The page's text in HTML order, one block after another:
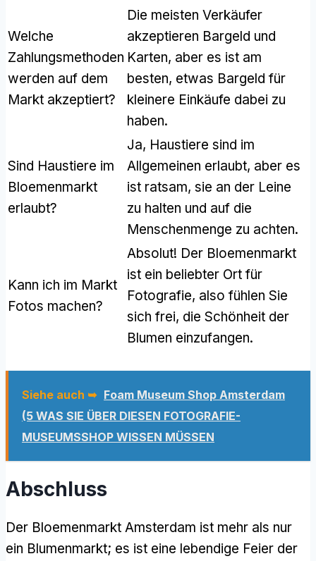
Welche
Zahlungsmethoden
werden auf dem
Markt akzeptiert?
Die meisten Verkäufer
akzeptieren Bargeld und
Karten, aber es ist am
besten, etwas Bargeld für
kleinere Einkäufe dabei zu
haben.
Sind Haustiere im
Bloemenmarkt
erlaubt?
Ja, Haustiere sind im
Allgemeinen erlaubt, aber es
ist ratsam, sie an der Leine
zu halten und auf die
Menschenmenge zu achten.
Kann ich im Markt
Fotos machen?
Absolut! Der Bloemenmarkt
ist ein beliebter Ort für
Fotografie, also fühlen Sie
sich frei, die Schönheit der
Blumen einzufangen.
Siehe auch ➥ Foam Museum Shop Amsterdam
(5 WAS SIE ÜBER DIESEN FOTOGRAFIE-
MUSEUMSSHOP WISSEN MÜSSEN
Abschluss
Der Bloemenmarkt Amsterdam ist mehr als nur
ein Blumenmarkt; es ist eine lebendige Feier der